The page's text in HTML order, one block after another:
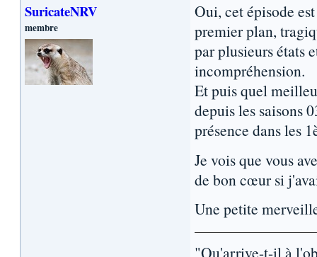
SuricateNRV
membre
Oui, cet épisode
premier plan,
par plusieurs états
incompréhension.
Et puis quel
depuis les saisons
présence dans les
Je vois que vous
de bon cœur si
Une petite
"Qu'arrive-t-il à